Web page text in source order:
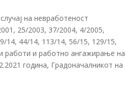
на невработеност
25/2003, 37/2004, 4/2005,
14, 44/14, 113/14, 56/15, 129/15,
работи и работно ангажирање на
година, Градоначалникот на